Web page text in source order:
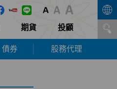
期貨 投顧
債券 股務代理